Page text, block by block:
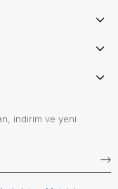
indirim ve yeni